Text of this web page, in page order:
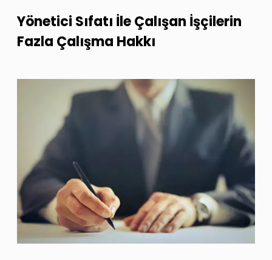
Yönetici Sıfatı İle Çalışan İşçilerin
Fazla Çalışma Hakkı